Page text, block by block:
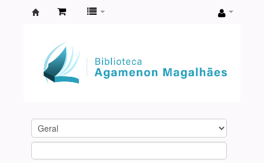
Agamenon
Magalhães